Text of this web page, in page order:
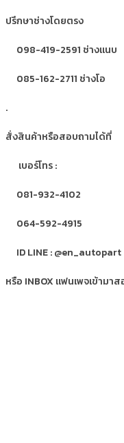
ปรึกษาช่างโดยตรง
098-419-2591 ช่างแนบ
085-162-2711 ช่างโอ
.
สั่งสินค้าหรือสอบถามได้ที่
เบอร์โทร :
081-932-4102
064-592-4915
ID LINE : @en_autopart
หรือ INBOX แฟนเพจเข้ามา